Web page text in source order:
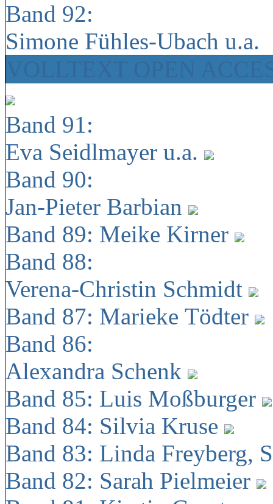
Band 92:
Simone Fühles-Ubach u.a.
Band 91:
Eva Seidlmayer u.a.
Band 90:
Jan-Pieter Barbian
Band 89: Meike Kirner
Band 88:
Verena-Christin Schmidt
Band 87: Marieke Tödter
Band 86:
Alexandra Schenk
Band 85: Luis Moßburger
Band 84: Silvia Kruse
Band 83: Linda Freyberg,
Band 82: Sarah Pielmeier